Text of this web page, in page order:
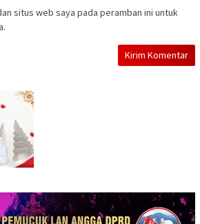
situs web saya pada peramban ini untuk